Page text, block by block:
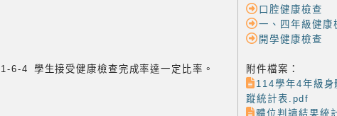
1-6-4 學生接受健康檢查完成率達一定比率。
口腔健康檢查
一、四年級健康
開學健康檢查
附件檔案：
114學年4年級身
蹤統計表.pdf
體位判讀結果統